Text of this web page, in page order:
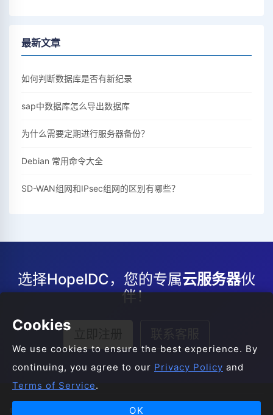
最新文章
如何判断数据库是否有新纪录
sap中数据库怎么导出数据库
为什么需要定期进行服务器备份？
Debian 常用命令大全
SD-WAN组网和IPsec组网的区别有哪些？
选择HopeIDC，您的专属云服务器伙
伴！
© 2008-2026 HopeIDC All Rights Reserved.
Cookies
We use cookies to ensure the best experience. By
continuing, you agree to our Privacy Policy and
Terms of Service.
OK